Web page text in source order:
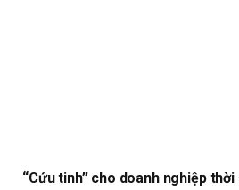
“Cứu tinh” cho doanh nghiệp